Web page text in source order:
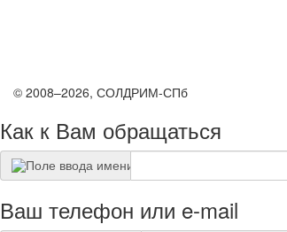
© 2008–2026, СОЛДРИМ-СПб
Как к Вам обращаться
Ваш телефон или e-mail